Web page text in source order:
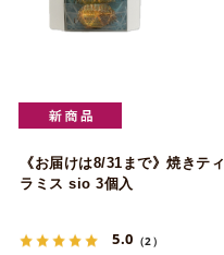
《お届けは8/31まで》焼きティ
ラミス sio 3個入
5.0 （2）